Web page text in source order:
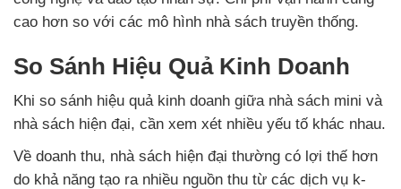
cao hơn so với các mô hình nhà sách truyền thống.
So Sánh Hiệu Quả Kinh Doanh
Khi so sánh hiệu quả kinh doanh giữa nhà sách mini và
nhà sách hiện đại, cần xem xét nhiều yếu tố khác nhau.
Về doanh thu, nhà sách hiện đại thường có lợi thế hơn
do khả năng tạo ra nhiều nguồn thu từ các dịch vụ k-